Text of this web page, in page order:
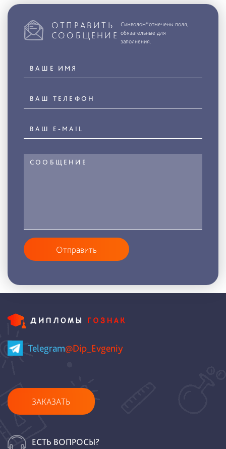
ОТПРАВИТЬ
СООБЩЕНИЕ
Символом*отмечены поля,
обязательные для
заполнения.
Отправить
Telegram@Dip_Evgeniy
ЗАКАЗАТЬ
ЕСТЬ ВОПРОСЫ?